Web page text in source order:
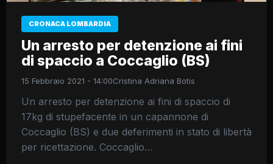
CRONACA LOMBARDIA
Un arresto per detenzione ai fini
di spaccio a Coccaglio (BS)
15 Febbraio 2021 - 14:00Cristina Adriana Botis
Un arresto per detenzione ai fini di spaccio di
17kg di stupefacente in un capannone di
Coccaglio (BS) e due deferimenti in stato di libertà
per ricettazione. Coccaglio…